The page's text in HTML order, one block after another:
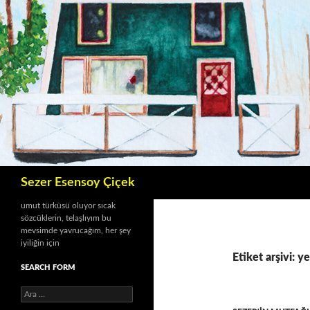
İçeriğe
atla
Sezer Esensoy Çiçek
Etiket arşivi:
umut türküsü oluyor sıcak
sözcüklerin, telaşlıyım bu
mevsimde yavrucağım, her şey
iyiliğin için
SEARCH FORM
A
r